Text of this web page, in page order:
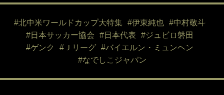
#北中米ワールドカップ大特集 #伊東純也
#中村敬斗
#日本サッカー協会
#日本代表
#ジュビロ磐田
#ゲンク
#Ｊリーグ
#バイエルン・ミュンヘン
#なでしこジャパン